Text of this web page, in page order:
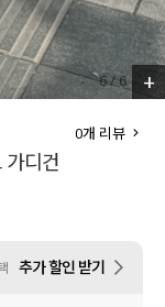
6/6 +
가디건
0개 리뷰
추가 할인 받기